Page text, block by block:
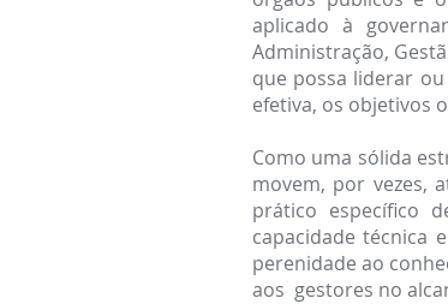
aplicado à
Administração,
que possa liderar
efetiva, os objetivos
Como uma sólida
movem, por vezes,
prático específico
capacidade técnica
perenidade ao
aos gestores no